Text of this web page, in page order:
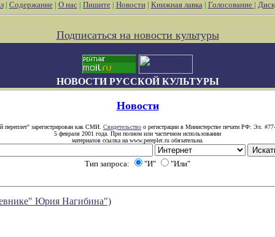
| Содержание| О нас| Пишите| Новости| Книжная лавка| Голосование |
Подписаться на новости культуры
НОВОСТИ РУССКОЙ КУЛЬТУРЫ
Новости
переплет" зарегистрирован как СМИ. Свидетельство о регистрации в Министерстве печати РФ: Эл.
5 февраля 2001 года. При полном или частичном использовании
материалов ссылка на www.pereplet.ru обязательна.
Тип запроса: "И" "Или"
Юрия Нагибина")